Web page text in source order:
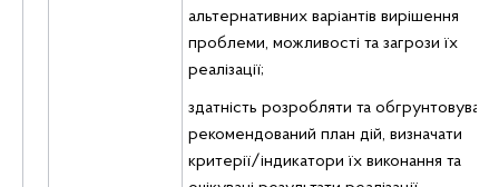
альтернативних варіантів вирішення
проблеми, можливості та загрози їх
реалізації;
здатність розробляти та обгрунтовувати
рекомендований план дій, визначати
критерії/індикатори їх виконання та